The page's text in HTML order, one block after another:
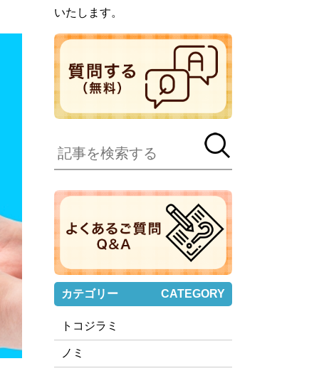
いたします。
カテゴリー CATEGORY
トコジラミ
ノミ